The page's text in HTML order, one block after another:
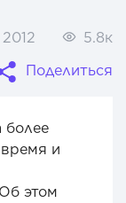
5.8к
Поделиться
более
и
этом